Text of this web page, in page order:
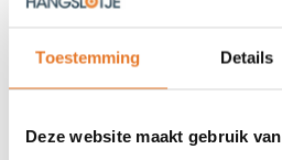
Toestemming Details
Deze website maakt gebruik
21,75